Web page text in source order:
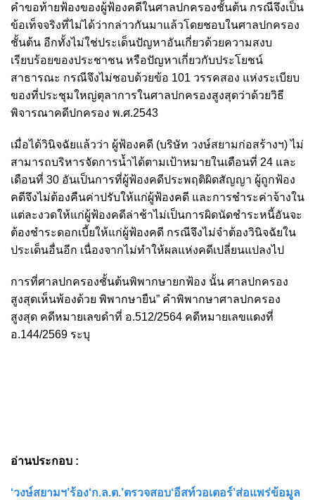
คำขอท้ายฟ้องของผู้ฟ้องคดีในศาลปกครองชั้นต้น กรณีจึงเป็น
ข้อเท็จจริงที่ไม่ได้ว่ากล่าวกันมาแล้วโดยชอบในศาลปกครอง
ชั้นต้น อีกทั้งไม่ใช่ประเด็นปัญหาอันเกี่ยวด้วยความสงบ
เรียบร้อยของประชาชน หรือปัญหาเกี่ยวกับประโยชน์
สาธารณะ กรณีจึงไม่ชอบด้วยข้อ 101 วรรคสอง แห่งระเบียบ
ของที่ประชุมใหญ่ตุลาการในศาลปกครองสูงสุดว่าด้วยวิธี
พิจารณาคดีปกครอง พ.ศ.2543
เมื่อได้วินิจฉัยแล้วว่า ผู้ฟ้องคดี (บริษัท วงษ์สยามก่อสร้างฯ) ไม่
สามารถบริหารจัดการน้ำได้ตามเป้าหมายในเดือนที่ 24 และ
เดือนที่ 30 อันเป็นการที่ผู้ฟ้องคดีประพฤติผิดสัญญา ผู้ถูกฟ้อง
คดีจึงไม่ต้องคืนค่าปรับให้แก่ผู้ฟ้องคดี และการชำระค่าจ้างใน
แต่ละงวดให้แก่ผู้ฟ้องคดีล่าช้าไม่เป็นการผิดนัดชำระหนี้อันจะ
ต้องชำระดอกเบี้ยให้แก่ผู้ฟ้องคดี กรณีจึงไม่จำต้องวินิจฉัยใน
ประเด็นอื่นอีก เนื่องจากไม่ทำให้ผลแห่งคดีเปลี่ยนแปลงไป
การที่ศาลปกครองชั้นต้นพิพากษายกฟ้อง นั้น ศาลปกครอง
สูงสุดเห็นพ้องด้วย พิพากษายืน” คำพิพากษาศาลปกครอง
สูงสุด คดีหมายเลขดำที่ อ.512/2564 คดีหมายเลขแดงที่
อ.144/2569 ระบุ
อ่านประกอบ :
‘วงษ์สยามฯ’ร้อง‘ก.ล.ต.’ตรวจสอบ‘อีสท์วอเตอร์’ส่อแพร่ข้อมูล